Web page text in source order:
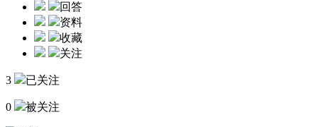
回答
资料
收藏
关注
3 已关注
0 被关注